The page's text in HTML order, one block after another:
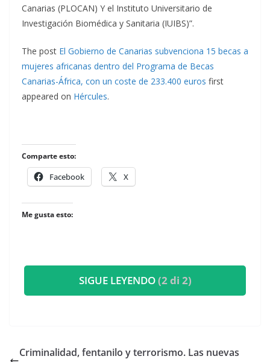
Canarias (PLOCAN) Y el Instituto Universitario de
Investigación Biomédica y Sanitaria (IUIBS)”.
The post El Gobierno de Canarias subvenciona 15 becas a
mujeres africanas dentro del Programa de Becas
Canarias-África, con un coste de 233.400 euros first
appeared on Hércules.
Comparte esto:
Facebook X
Me gusta esto:
SIGUE LEYENDO(2 di 2)
Criminalidad, fentanilo y terrorismo. Las nuevas